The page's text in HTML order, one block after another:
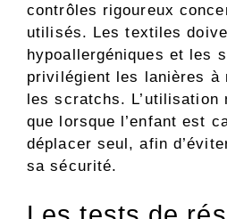
contrôles rigoureux
utilisés. Les textiles
hypoallergéniques et les
privilégient les lanières à
les scratchs. L’utilisation
que lorsque l’enfant est
déplacer seul, afin
sa sécurité.